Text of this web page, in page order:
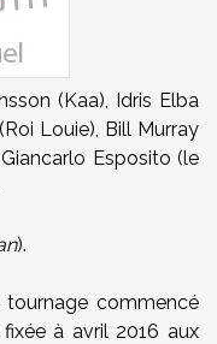
(Kaa), Idris Elba
Louie), Bill Murray
Esposito (le
).
tournage commencé
à avril 2016 aux